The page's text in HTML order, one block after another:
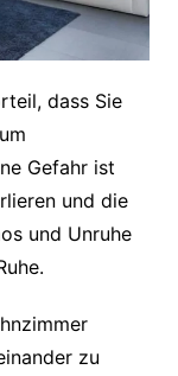
dass Sie
Gefahr ist
und die
und Unruhe
zu